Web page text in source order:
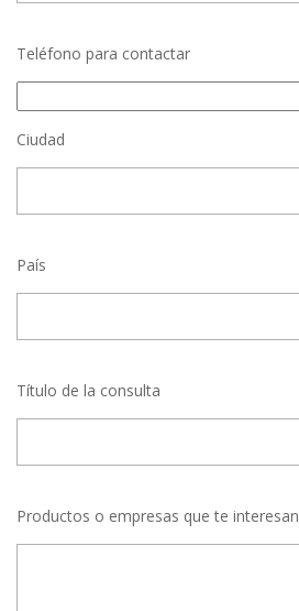
Teléfono para contactar
Ciudad
País
Título de la consulta
Productos o empresas que te interesan